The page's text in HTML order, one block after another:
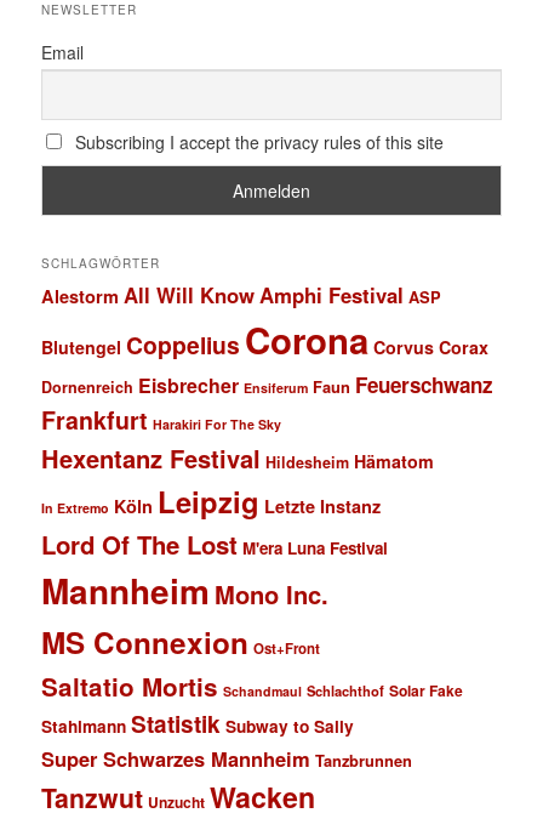
NEWSLETTER
Email
Subscribing I accept the privacy rules of this site
SCHLAGWÖRTER
Alestorm All Will KnowAmphi Festival ASP
Blutengel Coppelius Corona Corvus Corax
Dornenreich Eisbrecher Ensiferum Faun Feuerschwanz
Frankfurt Harakiri For The Sky
Hexentanz Festival Hildesheim Hämatom
In Extremo Köln Leipzig Letzte Instanz
Lord Of The Lost M'era Luna Festival
Mannheim Mono Inc.
MS Connexion Ost+Front
Saltatio Mortis Schandmaul Schlachthof Solar Fake
Stahlmann Statistik Subway to Sally
Super Schwarzes Mannheim Tanzbrunnen
Tanzwut Unzucht Wacken